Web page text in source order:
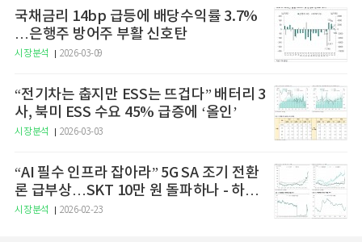
국채금리 14bp 급등에 배당수익률 3.7%
…은행주 방어주 부활 신호탄
시장분석 2026-03-09
“전기차는 춥지만 ESS는 뜨겁다” 배터리 3
사, 북미 ESS 수요 45% 급증에 ‘올인’
시장분석 2026-03-03
“AI 필수 인프라 잡아라” 5G SA 조기 전환
론 급부상…SKT 10만 원 돌파하나 - 하나
증권
시장분석 2026-02-23